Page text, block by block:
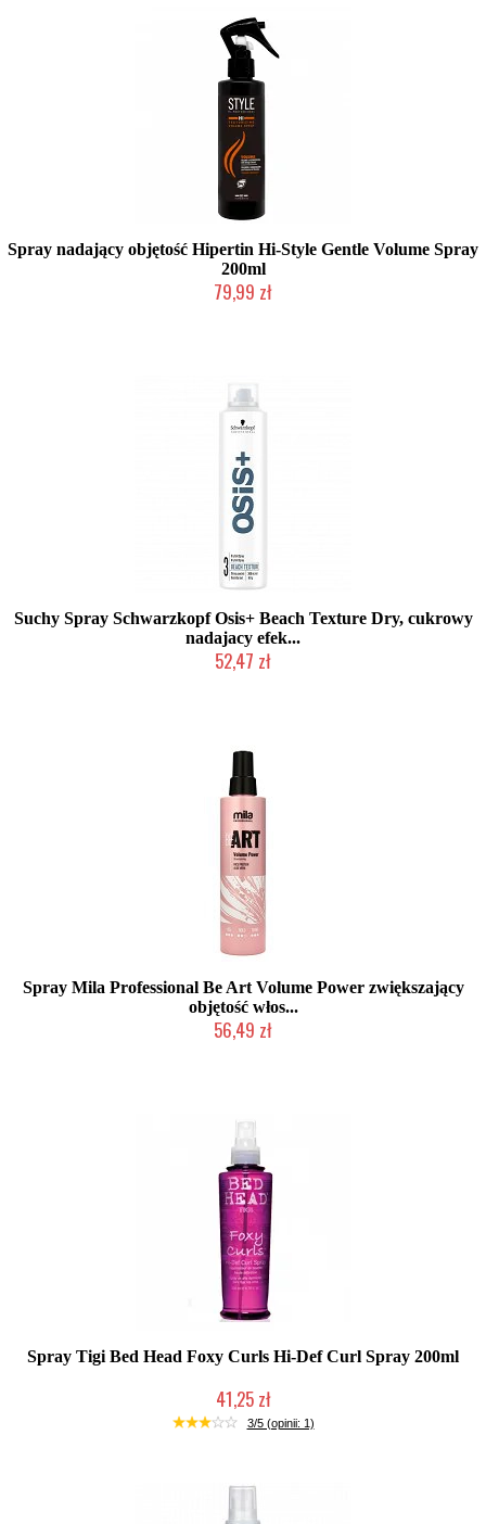
Spray nadający objętość Hipertin Hi-Style Gentle Volume Spray
200ml
79,99 zł
Suchy Spray Schwarzkopf Osis+ Beach Texture Dry, cukrowy
nadajacy efek...
52,47 zł
Spray Mila Professional Be Art Volume Power zwiększający
objętość włos...
56,49 zł
Spray Tigi Bed Head Foxy Curls Hi-Def Curl Spray 200ml
41,25 zł
Produkt wycofany
3/5 (opinii: 1)